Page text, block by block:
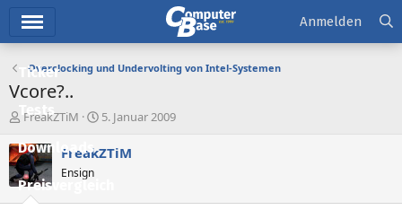
Ticker
Tests
Downloads
Preisvergleich
Anmelden
Overclocking und Undervolting von Intel-Systemen
Vcore?..
E
s
t
e
FreakZTiM
E
s
5. Januar 2009
FreakZTiM
Ensign